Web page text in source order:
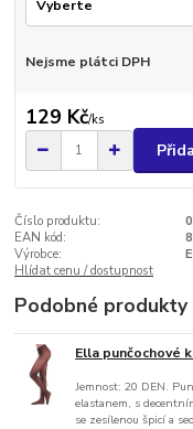
Nejsme plátci DPH
129 Kč/ks
Číslo produktu:
EAN kód:
Výrobce:
Hlídat cenu / dostupnost
Podobné produkty
Ella punčochové
Jemnost: 20 DEN.
elastanem, s
se zesílenou špicí a